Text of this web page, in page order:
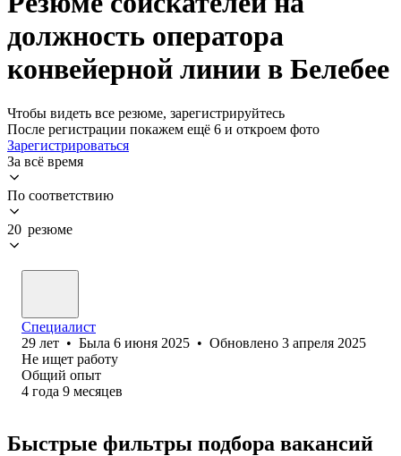
должность оператора
конвейерной линии в Белебее
Чтобы видеть все резюме, зарегистрируйтесь
После регистрации покажем ещё 6 и откроем фото
Зарегистрироваться
За всё время
По соответствию
20 резюме
Специалист
29 лет • Была 6 июня 2025 • Обновлено 3 апреля 2025
Не ищет работу
Общий опыт
4 года 9 месяцев
Быстрые фильтры подбора вакансий